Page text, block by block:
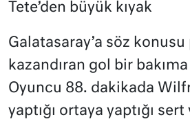
Tete’den büyük kıyak
Galatasaray’a söz konusu
kazandıran gol bir
Oyuncu 88. dakikada
yaptığı ortaya yaptığı